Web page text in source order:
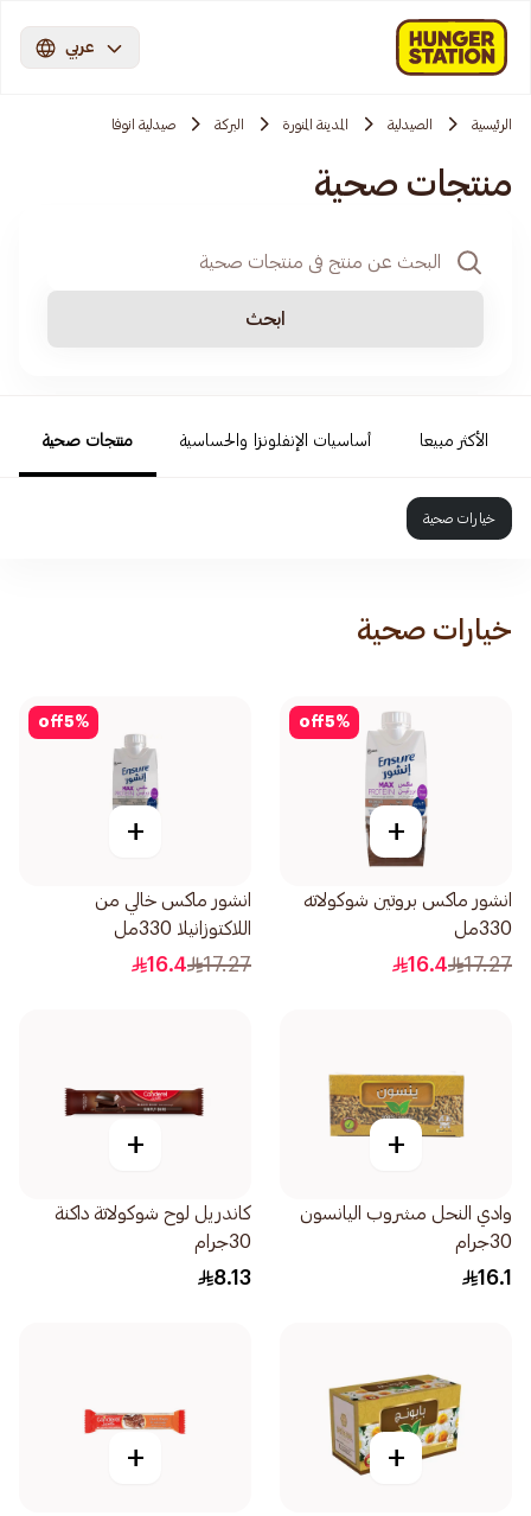
عربي
الرئيسية الصيدلية المدينة المنورة البركة صيدلية انوفا
منتجات صحية
ابحث
الأكثر مبيعا أساسيات الإنفلونزا والحساسية منتجات صحية
خيارات صحية
خيارات صحية
5%
off
+
انشور ماكس بروتين شوكولاته
330مل
17.27
16.4
5%
off
+
انشور ماكس خالي من
اللاكتوزانيلا 330مل
17.27
16.4
+
وادي النحل مشروب اليانسون
30جرام
16.1
+
كاندريل لوح شوكولاتة داكنة
30جرام
8.13
+
+